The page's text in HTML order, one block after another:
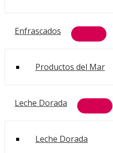
Enfrascados
Productos del Mar
Leche Dorada
Leche Dorada